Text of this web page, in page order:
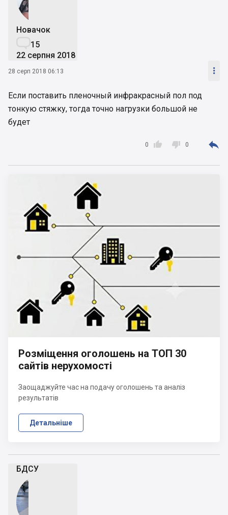
Новачок
15
22 серпня 2018
28 серп 2018 06:13 
Если поставить пленочный инфракрасный пол под
тонкую стяжку, тогда точно нагрузки большой не
будет

0  0 
БДСУ
Розміщення оголошень на ТОП 30
сайтів нерухомості
Заощаджуйте час на подачу оголошень та аналіз
результатів
Детальніше